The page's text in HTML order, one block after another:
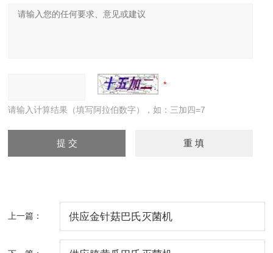
请输入计算结果（填写阿拉伯数字），如：三加四=7
上一篇： 供应金针菇巴氏灭菌机